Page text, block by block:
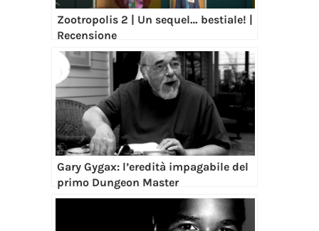
Zootropolis 2 | Un sequel… bestiale! |
Recensione
Gary Gygax: l’eredità impagabile del
primo Dungeon Master